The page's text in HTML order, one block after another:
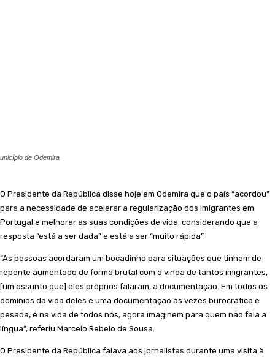
de Odemira
O Presidente da República disse hoje em Odemira que o país “acordou”
para a necessidade de acelerar a regularização dos imigrantes em
Portugal e melhorar as suas condições de vida, considerando que a
resposta “está a ser dada” e está a ser “muito rápida”.
“As pessoas acordaram um bocadinho para situações que tinham de
repente aumentado de forma brutal com a vinda de tantos imigrantes,
[um assunto que] eles próprios falaram, a documentação. Em todos os
domínios da vida deles é uma documentação às vezes burocrática e
pesada, é na vida de todos nós, agora imaginem para quem não fala a
língua”, referiu Marcelo Rebelo de Sousa.
O Presidente da República falava aos jornalistas durante uma visita à